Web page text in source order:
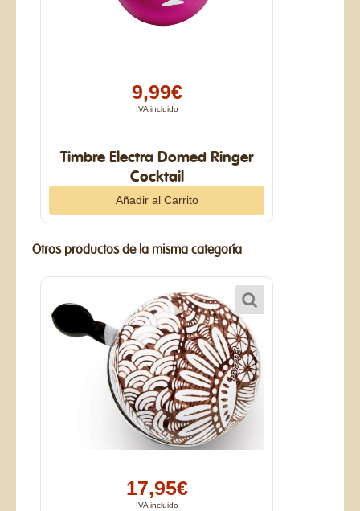
9,99€
IVA incluido
Timbre Electra Domed Ringer
Cocktail
Otros productos de la misma categoría
17,95€
IVA incluido